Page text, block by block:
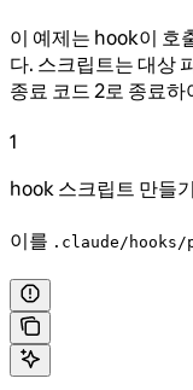
이 예제는 hook이 호
다. 스크립트는 대상
종료 코드 2로 종료
1
hook 스크립트 만들기
이를 .claude/